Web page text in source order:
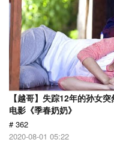
【越哥】失踪12年的孙女
电影《季春奶奶》
# 362
2020-08-01 05:22